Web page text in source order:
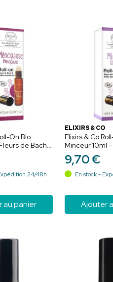
On Bio
de Bach
et fraîcheur
24/48h
au panier
ELIXIRS & CO
Elixirs & Co
Minceur 10ml
fleurs de Bach
9,70€
En stock -
Ajouter